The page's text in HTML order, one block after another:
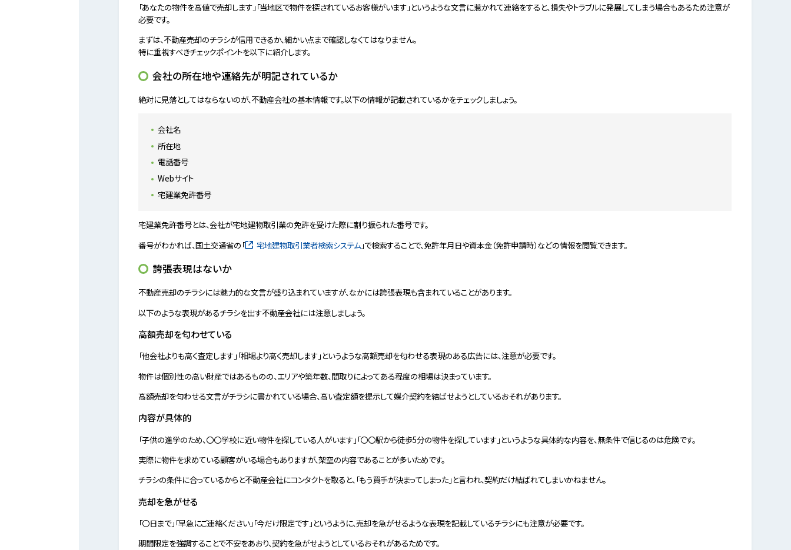
「あなたの物件を高値で売却します」「当地区で物件を探されているお客様がいます」というような文言に惹かれて連絡をすると、損失やトラブルに発展してしまう場合もあるため注意が
必要です。
まずは、不動産売却のチラシが信用できるか、細かい点まで確認しなくてはなりません。
特に重視すべきチェックポイントを以下に紹介します。
会社の所在地や連絡先が明記されているか
絶対に見落としてはならないのが、不動産会社の基本情報です。以下の情報が記載されているかをチェックしましょう。
会社名
所在地
電話番号
Webサイト
宅建業免許番号
宅建業免許番号とは、会社が宅地建物取引業の免許を受けた際に割り振られた番号です。
番号がわかれば、国土交通省の「
宅地建物取引業者検索システム 」で検索することで、免許年月日や資本金（免許申請時）などの情報を閲覧できます。
誇張表現はないか
不動産売却のチラシには魅力的な文言が盛り込まれていますが、なかには誇張表現も含まれていることがあります。
以下のような表現があるチラシを出す不動産会社には注意しましょう。
高額売却を匂わせている
「他会社よりも高く査定します」「相場より高く売却します」というような高額売却を匂わせる表現のある広告には、注意が必要です。
物件は個別性の高い財産ではあるものの、エリアや築年数、間取りによってある程度の相場は決まっています。
高額売却を匂わせる文言がチラシに書かれている場合、高い査定額を提示して媒介契約を結ばせようとしているおそれがあります。
内容が具体的
「子供の進学のため、〇〇学校に近い物件を探している人がいます」「〇〇駅から徒歩5分の物件を探しています」というような具体的な内容を、無条件で信じるのは危険です。
実際に物件を求めている顧客がいる場合もありますが、架空の内容であることが多いためです。
チラシの条件に合っているからと不動産会社にコンタクトを取ると、「もう買手が決まってしまった」と言われ、契約だけ結ばれてしまいかねません。
売却を急がせる
「〇日まで」「早急にご連絡ください」「今だけ限定です」というように、売却を急がせるような表現を記載しているチラシにも注意が必要です。
期間限定を強調することで不安をあおり、契約を急がせようとしているおそれがあるためです。